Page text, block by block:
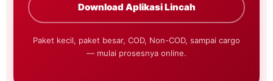
Download Aplikasi Lincah
Paket kecil, paket besar, COD, Non-COD, sampai cargo
— mulai prosesnya online.